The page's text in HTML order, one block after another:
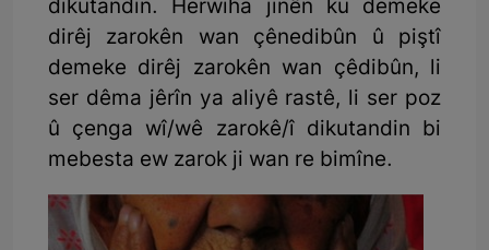
dikutandin. Herwiha jinên ku demeke
dirêj zarokên wan çênedibûn û piştî
demeke dirêj zarokên wan çêdibûn, li
ser dêma jêrîn ya aliyê rastê, li ser poz
û çenga wî/wê zarokê/î dikutandin bi
mebesta ew zarok ji wan re bimîne.